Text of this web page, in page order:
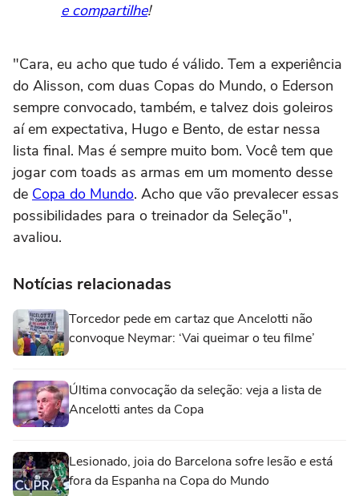
e compartilhe!
"Cara, eu acho que tudo é válido. Tem a experiência
do Alisson, com duas Copas do Mundo, o Ederson
sempre convocado, também, e talvez dois goleiros
aí em expectativa, Hugo e Bento, de estar nessa
lista final. Mas é sempre muito bom. Você tem que
jogar com toads as armas em um momento desse
de Copa do Mundo. Acho que vão prevalecer essas
possibilidades para o treinador da Seleção",
avaliou.
Notícias relacionadas
Torcedor pede em cartaz que Ancelotti não
convoque Neymar: ‘Vai queimar o teu filme’
Última convocação da seleção: veja a lista de
Ancelotti antes da Copa
Lesionado, joia do Barcelona sofre lesão e está
fora da Espanha na Copa do Mundo